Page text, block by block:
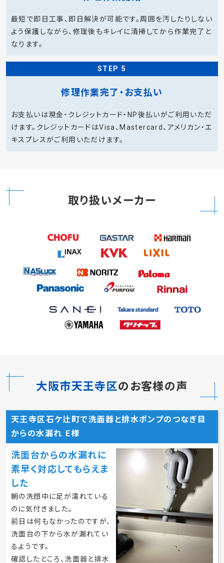
最短で即日工事、即日解決が可能です。周囲を汚したりしない
よう保護しながら、修理後もキレイに清掃してから作業完了と
なります。
STEP 5
修理作業完了・お支払い
お支払いは現金・クレジットカード・NP後払いがご利用いただ
けます。クレジットカードはVisa、Mastercard、アメリカン・エ
キスプレスがご利用いただけます。
取り扱いメーカー
大阪市天王寺区のお客様の声
天王寺区石ケ辻町で洗面器と排水ポンプのつなぎ目
からの水漏れ E様
洗面台からの水漏れに
素早く対応してもらえま
した
朝の洗顔中に足が濡れている
のに気付きました。
前日は何もなかったのですが、
洗面台の下から水が漏れてい
るようです。
確認したところ、洗面器と排水